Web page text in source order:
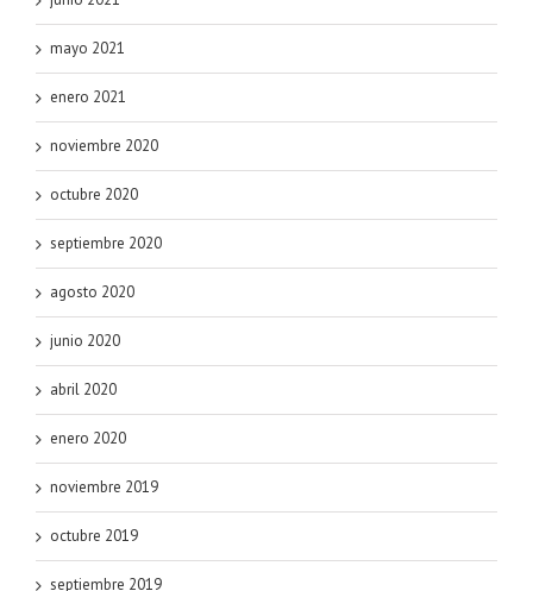
mayo 2021
enero 2021
noviembre 2020
octubre 2020
septiembre 2020
agosto 2020
junio 2020
abril 2020
enero 2020
noviembre 2019
octubre 2019
septiembre 2019